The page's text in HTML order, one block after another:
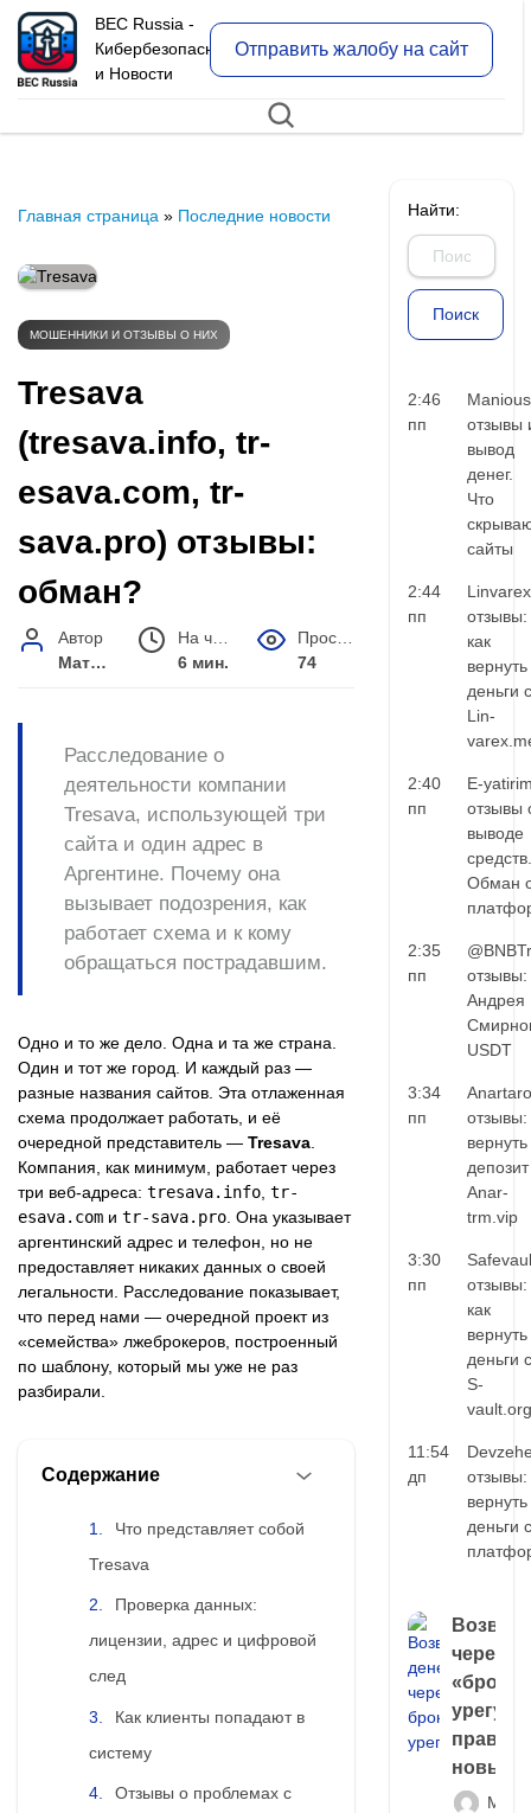
BEC Russia -
Кибербезопасность
и Новости
Отправить жалобу на сайт
Главная страница » Последние новости
МОШЕННИКИ И ОТЗЫВЫ О НИХ
Tresava
(tresava.info, tr-
esava.com, tr-
sava.pro) отзывы:
обман?
Автор
Матвей Иванов
6 мин.
74
Расследование о
деятельности компании
Tresava, использующей три
сайта и один адрес в
Аргентине. Почему она
вызывает подозрения, как
работает схема и к кому
обращаться пострадавшим.
Одно и то же дело. Одна и та же страна.
Один и тот же город. И каждый раз —
разные названия сайтов. Эта отлаженная
схема продолжает работать, и её
очередной представитель — Tresava
Компания, как минимум, работает через
три веб-адреса: tresava.info tr-
esava.com и tr-sava.pro . Она указывает
аргентинский адрес и телефон, но не
предоставляет никаких данных о своей
легальности. Расследование показывает,
что перед нами — очередной проект из
«семейства» лжеброкеров, построенный
по шаблону, который мы уже не раз
разбирали.
Содержание
Что представляет собой
Tresava
Проверка данных:
лицензии, адрес и цифровой
след
Как клиенты попадают в
систему
Отзывы о проблемах с
Найти:
2:46
пп
Manious
отзывы
вывод
денег.
Что
сайты
2:44
пп
Linvarex
отзывы:
как
вернуть
деньги с
Lin-
2:40
пп
E-
отзывы
выводе
средств.
Обман
2:35
пп
Андрея
USDT
3:34
пп
отзывы:
вернуть
Anar-
trm.vip
3:30
пп
отзывы:
как
вернуть
деньги с
S-
vault.org
11:54
дп
отзывы:
вернуть
деньги с
через
правда
новый